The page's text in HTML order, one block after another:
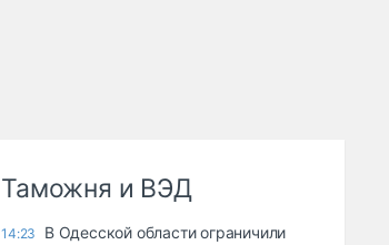
Таможня и ВЭД
14:23
В Одесской области ограничили